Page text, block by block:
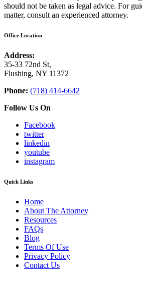
should not be taken as legal advice. For
matter, consult an experienced attorney.
Office Location
Address:
35-33 72nd St,
Flushing, NY 11372
Phone: (718) 414-6642
Follow Us On
Facebook
twitter
linkedin
youtube
instagram
Quick Links
Home
About The Attorney
Resources
FAQs
Blog
Terms Of Use
Privacy Policy
Contact Us